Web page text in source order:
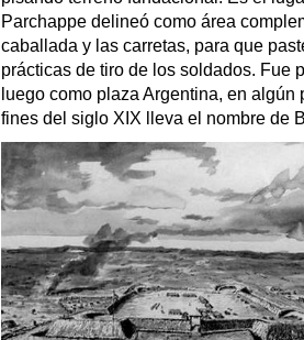
Parchappe delineó como área
caballada y las carretas, para que
prácticas de tiro de los soldados. Fue
luego como plaza Argentina, en
fines del siglo XIX lleva el nombre de